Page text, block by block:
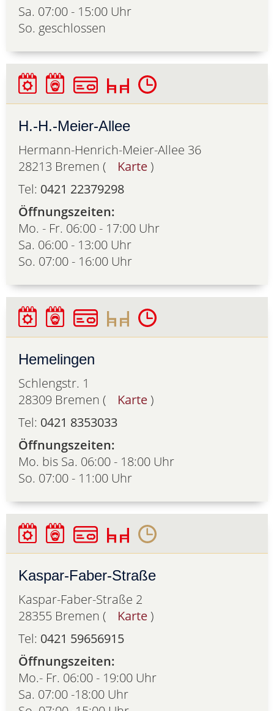
Sa. 07:00 - 15:00 Uhr
So. geschlossen
H.-H.-Meier-Allee
Hermann-Henrich-Meier-Allee 36
28213 Bremen (
Karte )
Tel: 0421 22379298
Öffnungszeiten:
Mo. - Fr. 06:00 - 17:00 Uhr
Sa. 06:00 - 13:00 Uhr
So. 07:00 - 16:00 Uhr
Hemelingen
Schlengstr. 1
28309 Bremen (
Karte )
Tel: 0421 8353033
Öffnungszeiten:
Mo. bis Sa. 06:00 - 18:00 Uhr
So. 07:00 - 11:00 Uhr
Kaspar-Faber-Straße
Kaspar-Faber-Straße 2
28355 Bremen (
Karte )
Tel: 0421 59656915
Öffnungszeiten:
Mo.- Fr. 06:00 - 19:00 Uhr
Sa. 07:00 -18:00 Uhr